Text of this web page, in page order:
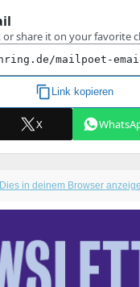
Dies in deinem Browser